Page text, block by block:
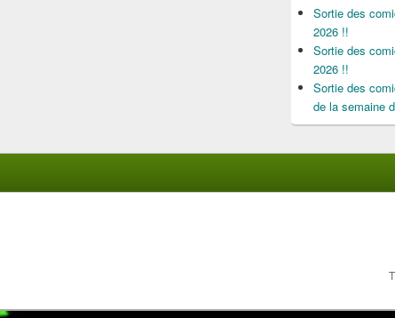
Sortie des
2026 !!
Sortie des
2026 !!
Sortie des
de la semaine